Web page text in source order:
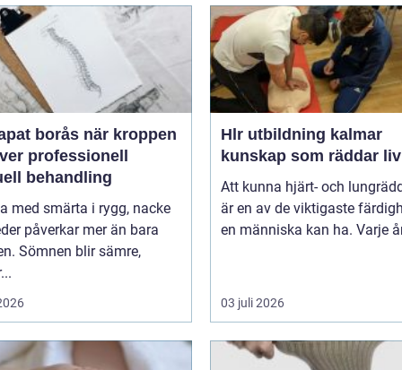
när kroppen
professionell
behandling
med smärta i rygg, nacke
påverkar mer än bara
Sömnen blir sämre,
Hlr utbildning kalmar
kunskap som räddar liv
Att kunna hjärt- och
är en av de viktigaste
en människa kan ha. Varje
03 juli 2026